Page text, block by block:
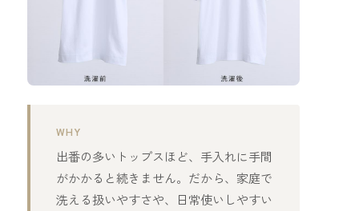
WHY
出番の多いトップスほど、手入れに手間
がかかると続きません。だから、家庭で
洗える扱いやすさや、日常使いしやすい